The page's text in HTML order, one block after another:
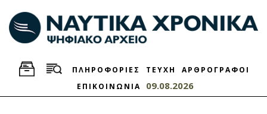
ΠΛΗΡΟΦΟΡΙΕΣ ΤΕΥΧΗ
ΑΡΘΡΟΓΡΑΦΟΙ
ΕΠΙΚΟΙΝΩΝΙΑ
09.08.2026